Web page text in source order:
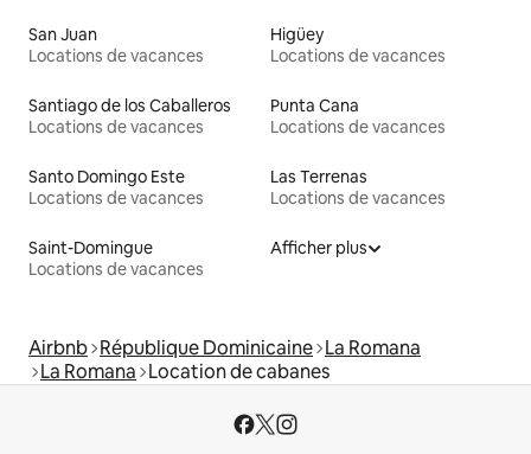
San Juan
Locations de vacances
Higüey
Locations de vacances
Santiago de los Caballeros
Locations de vacances
Punta Cana
Locations de vacances
Santo Domingo Este
Locations de vacances
Las Terrenas
Locations de vacances
Saint-Domingue
Locations de vacances
Afficher plus
Airbnb République Dominicaine La Romana
La Romana Location de cabanes